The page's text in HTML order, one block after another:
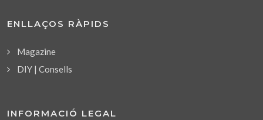
ENLLAÇOS RÀPIDS
Magazine
DIY | Consells
INFORMACIÓ LEGAL